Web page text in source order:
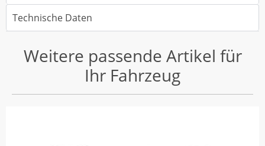
Technische Daten
Weitere passende Artikel für
Ihr Fahrzeug